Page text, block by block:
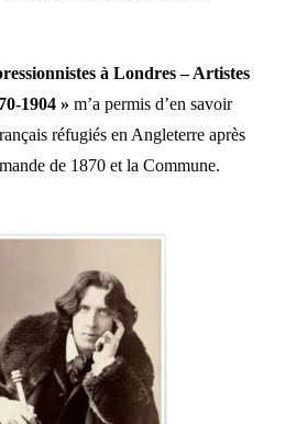
à Londres – Artistes
1904 » m’a permis d’en savoir
réfugiés en Angleterre après
de 1870 et la Commune.